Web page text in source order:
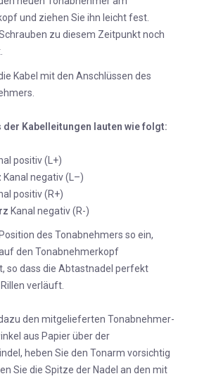
und ziehen Sie ihn leicht fest.
zu diesem Zeitpunkt noch
Kabel mit den Anschlüssen des
der Kabelleitungen lauten wie folgt:
positiv (L+)
Kanal negativ (L–)
positiv (R+)
Kanal negativ (R-)
des Tonabnehmers so ein,
den Tonabnehmerkopf
so dass die Abtastnadel perfekt
verläuft.
den mitgelieferten Tonabnehmer-
aus Papier über der
heben Sie den Tonarm vorsichtig
Sie die Spitze der Nadel an den mit